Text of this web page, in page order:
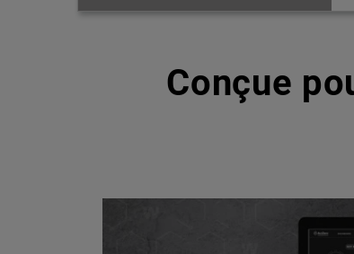
Conçue